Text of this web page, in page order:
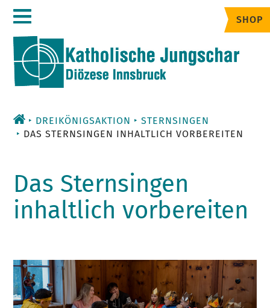
Zum
Inhalt
SHOP
DREIKÖNIGSAKTION
STERNSINGEN
DAS STERNSINGEN INHALTLICH VORBEREITEN
Das Sternsingen
inhaltlich vorbereiten